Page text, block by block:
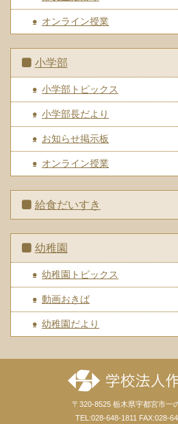
オンライン授業
小学部
小学部トピックス
小学部長だより
お知らせ掲示板
オンライン授業
給食だいすき
幼稚園
幼稚園トピックス
動画おきば
幼稚園だより
〒320-8525 栃木県宇都宮市一
TEL:028-648-1811 FAX:028-